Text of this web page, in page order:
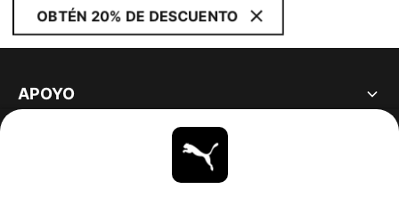
OBTÉN 20% DE DESCUENTO
APOYO